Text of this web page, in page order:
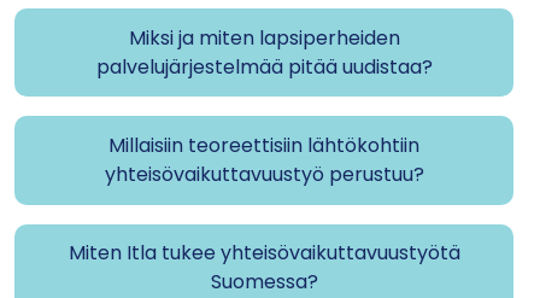
Miksi ja miten lapsiperheiden
palvelujärjestelmää pitää uudistaa?
Millaisiin teoreettisiin lähtökohtiin
yhteisövaikuttavuustyö perustuu?
Miten Itla tukee yhteisövaikuttavuustyötä
Suomessa?